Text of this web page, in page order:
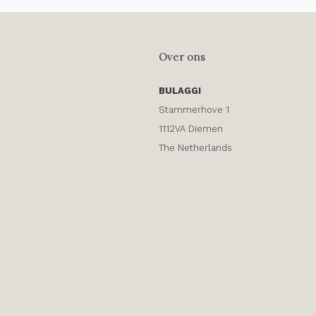
Over ons
BULAGGI
Stammerhove 1
1112VA Diemen
The Netherlands